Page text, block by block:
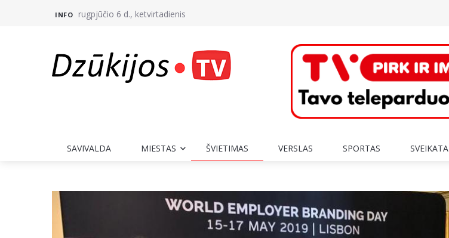
INFO rugpjūčio 6 d., ketvirtadienis
SAVIVALDA MIESTAS ŠVIETIMAS VERSLAS SPORTAS SVEIKATA